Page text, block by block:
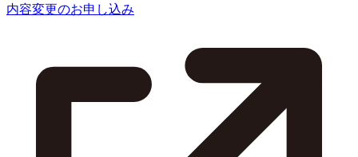
内容変更のお申し込み